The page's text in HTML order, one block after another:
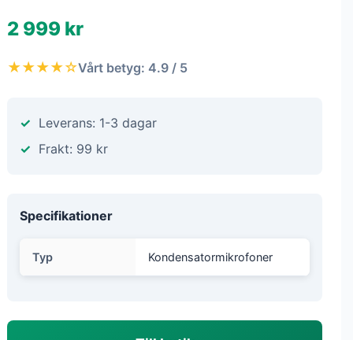
2 999 kr
★★★★☆Vårt betyg: 4.9 / 5
Leverans: 1-3 dagar
Frakt: 99 kr
Specifikationer
Typ Kondensatormikrofoner